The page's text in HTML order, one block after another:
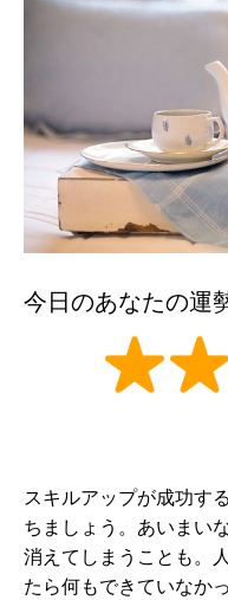
今日のあなたの運
スキルアップが成功す
ちましょう。あいまい
消えてしまうことも。
たら何もできていなか